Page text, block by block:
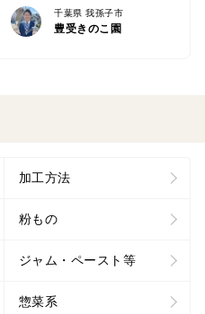
千葉県 我孫子市
豊受きのこ園
加工方法
粉もの
ジャム・ペースト等
惣菜系